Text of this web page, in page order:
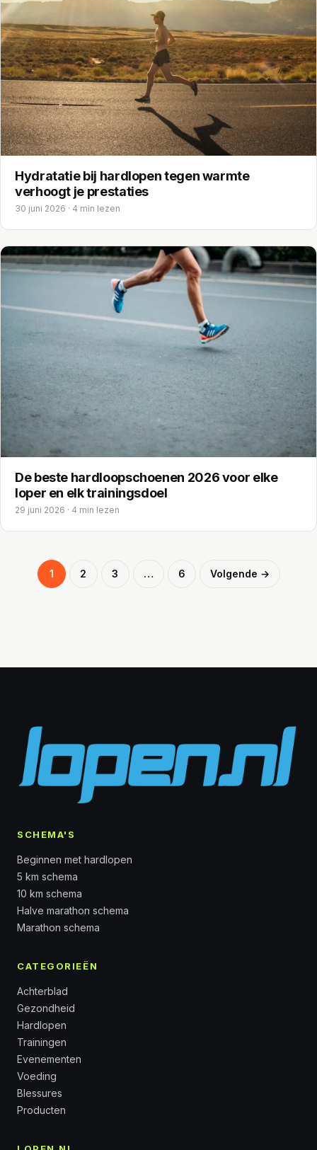
Hydratatie bij hardlopen tegen warmte
verhoogt je prestaties
30 juni 2026 · 4 min lezen
De beste hardloopschoenen 2026 voor elke
loper en elk trainingsdoel
29 juni 2026 · 4 min lezen
Berichten
1 2 3 … 6 Volgende →
SCHEMA'S
Beginnen met hardlopen
5 km schema
10 km schema
Halve marathon schema
Marathon schema
CATEGORIEËN
Achterblad
Gezondheid
Hardlopen
Trainingen
Evenementen
Voeding
Blessures
Producten